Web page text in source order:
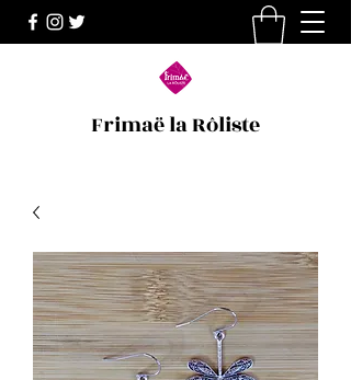
Frimaë la Rôliste